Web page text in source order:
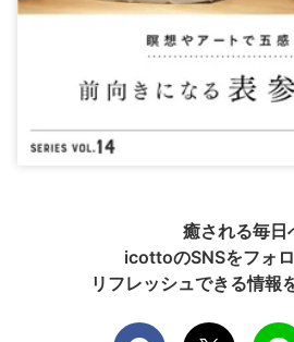
癒される毎日
icottoのSNSをフォロ
リフレッシュできる情報